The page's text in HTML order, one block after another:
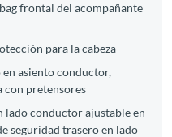
frontal del acompañante
para la cabeza
asiento conductor,
con pretensores
lado conductor ajustable en
seguridad trasero en lado